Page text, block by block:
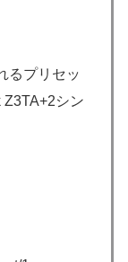
るプリセッ
Z3TA+2シン